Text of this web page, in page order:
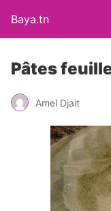
Baya.tn
Pâtes
Amel Djait